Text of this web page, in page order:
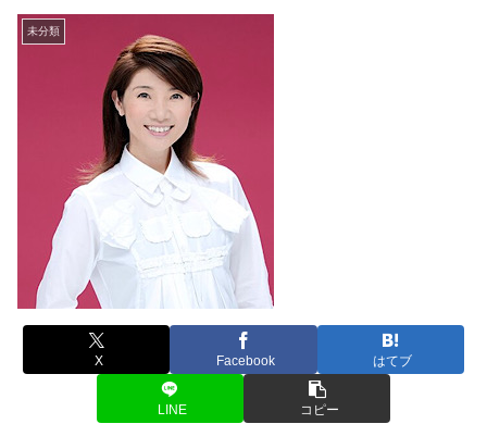
未分類
X Facebook はてブ
LINE コピー